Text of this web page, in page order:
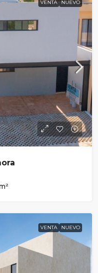
VENTA NUEVO
VENTA NUEVO